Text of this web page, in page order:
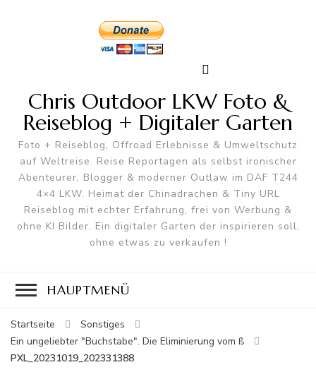
Chris Outdoor LKW Foto &
Reiseblog + Digitaler Garten
Foto + Reiseblog, Offroad Erlebnisse & Umweltschutz
auf Weltreise. Reise Reportagen als selbst ironischer
Abenteurer, Blogger & moderner Outlaw im DAF T244
4×4 LKW. Heimat der Chinadrachen & Tiny URL
Reiseblog mit echter Erfahrung, frei von Werbung &
ohne KI Bilder. Ein digitaler Garten der inspirieren soll,
ohne etwas zu verkaufen !
HAUPTMENÜ
Startseite
Sonstiges
Ein ungeliebter "Buchstabe". Die Eliminierung vom ß
PXL_20231019_202331388